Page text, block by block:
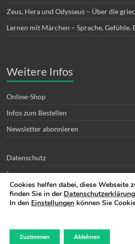
Zeus, Hera und Odysseus – Über die
Lernen mit Märchen – Sprache, Gefühle,
Weitere Infos
Online-Shop
Infos zum Bestellen
Newsletter abonnieren
Datenschutz
Impressum
Cookies helfen dabei, diese Webseite
finden Sie in der Datenschutzerklärung
In den Einstellungen können Sie
Zustimmen Ablehnen